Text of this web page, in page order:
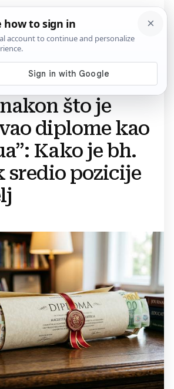
KAO GLJIVE POSLIJE KIŠE
što je
diplome kao
Kako je bh.
sredio pozicije